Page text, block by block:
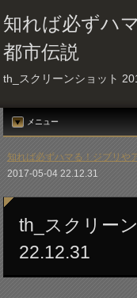
知れば必ずハ
都市伝説
th_スクリーンショット
メニュー
知れば必ずハマる！ジブリや
2017-05-04 22.12.31
th_スクリー
22.12.31